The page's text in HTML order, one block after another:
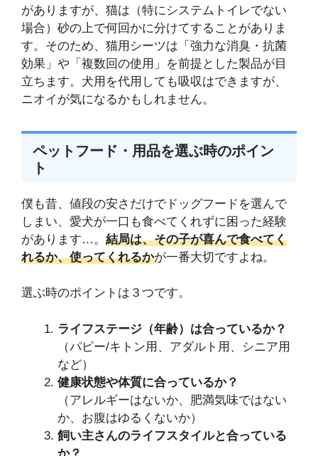
がありますが、猫は（特にシステムトイレでない
場合）砂の上で何回かに分けてすることがありま
す。そのため、猫用シーツは「強力な消臭・抗菌
効果」や「複数回の使用」を前提とした製品が目
立ちます。犬用を代用しても吸収はできますが、
ニオイが気になるかもしれません。
ペットフード・用品を選ぶ時のポイン
ト
僕も昔、値段の安さだけでドッグフードを選んで
しまい、愛犬が一口も食べてくれずに困った経験
があります…。 結局は、その子が喜んで食べてく
れるか、使ってくれるかが一番大切ですよね。
選ぶ時のポイントは３つです。
ライフステージ（年齢）は合っているか？
（パピー/キトン用、アダルト用、シニア用
など）
健康状態や体質に合っているか？
（アレルギーはないか、肥満気味ではない
か、お腹はゆるくないか）
飼い主さんのライフスタイルと合っている
か？